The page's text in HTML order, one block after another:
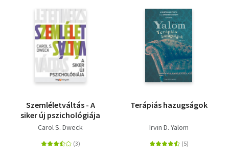
Szemléletváltás - A
siker új pszichológiája
Carol S. Dweck
Terápiás hazugságok
Irvin D. Yalom